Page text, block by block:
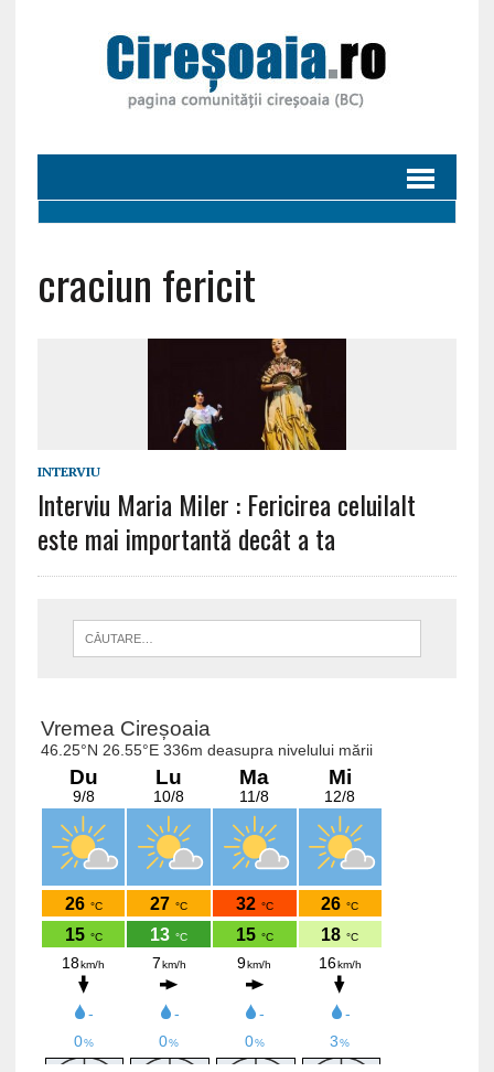
craciun fericit
INTERVIU
Interviu Maria Miler : Fericirea celuilalt
este mai importantă decât a ta